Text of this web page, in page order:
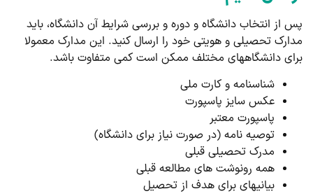
پس از انتخاب دانشگاه و دوره و بررسی شرایط آن دانشگاه، باید
مدارک تحصیلی و هویتی خود را ارسال کنید. این مدارک معمولا
برای دانشگاه­های مختلف ممکن است کمی متفاوت باشد.
شناسنامه و کارت ملی
عکس­ سایز پاسپورت
پاسپورت معتبر
توصیه نامه (در صورت نیاز برای دانشگاه)
مدرک تحصیلی قبلی
همه رونوشت های مطالعه قبلی
بیانیه­ای برای هدف از تحصیل